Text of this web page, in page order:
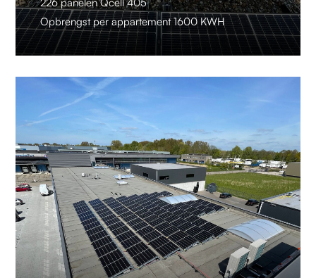
226 panelen Qcell 405
Opbrengst per appartement 1600 KWH